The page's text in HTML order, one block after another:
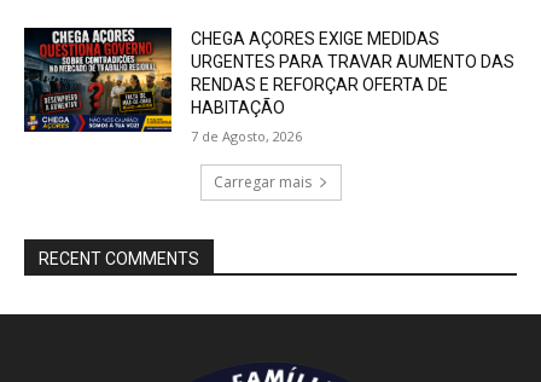
CHEGA AÇORES EXIGE MEDIDAS
URGENTES PARA TRAVAR AUMENTO DAS
RENDAS E REFORÇAR OFERTA DE
HABITAÇÃO
7 de Agosto, 2026
Carregar mais
RECENT COMMENTS